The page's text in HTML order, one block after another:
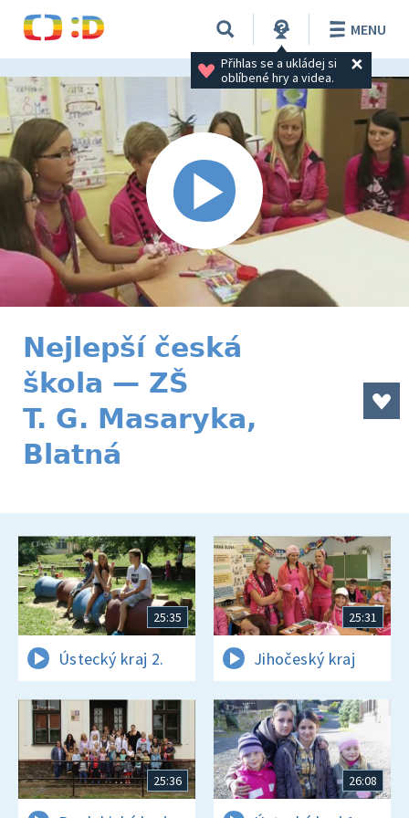
Přihlas se a ukládej si
oblíbené hry a videa.
MENU
Nejlepší česká
škola — ZŠ
T. G. Masaryka,
Blatná
25:35
Ústecký kraj 2.
25:31
Jihočeský kraj
25:36 26:08